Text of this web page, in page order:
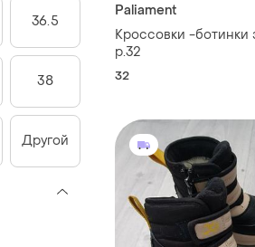
36.5
38
Другой
Paliament
Кроссовки -ботинки
р.32
32